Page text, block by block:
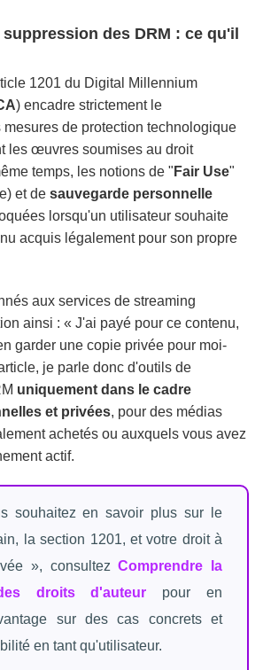
des DRM : ce qu'il
1201 du Digital Millennium
) encadre strictement le
de protection technologique
les œuvres soumises au droit
temps, les notions de " Fair Use"
et de sauvegarde personnelle
lorsqu'un utilisateur souhaite
acquis légalement pour son propre
aux services de streaming
ainsi : « J'ai payé pour ce contenu,
garder une copie privée pour moi-
je parle donc d'outils de
uniquement dans le cadre
et privées, pour des médias
achetés ou auxquels vous avez
actif.
souhaitez en savoir plus sur le
la section 1201, et votre droit à
», consultezComprendre la
droits d'auteur pour en
sur des cas concrets et
en tant qu'utilisateur.